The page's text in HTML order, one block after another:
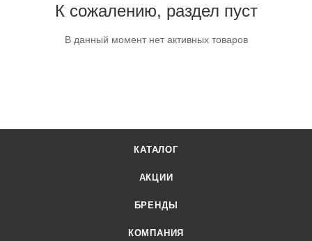
К сожалению, раздел пуст
В данный момент нет активных товаров
КАТАЛОГ
АКЦИИ
БРЕНДЫ
КОМПАНИЯ